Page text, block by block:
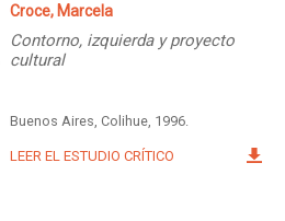
Croce, Marcela
Contorno, izquierda y proyecto
cultural
Buenos Aires, Colihue, 1996.
LEER EL ESTUDIO CRÍTICO